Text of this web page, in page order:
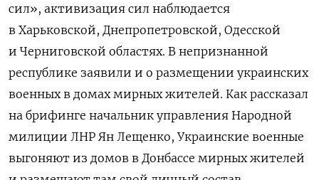
сил», активизация сил наблюдается
в Харьковской, Днепропетровской, Одесской
и Черниговской областях. В непризнанной
республике заявили и о размещении украинских
военных в домах мирных жителей. Как рассказал
на брифинге начальник управления Народной
милиции ЛНР Ян Лещенко, Украинские военные
выгоняют из домов в Донбассе мирных жителей